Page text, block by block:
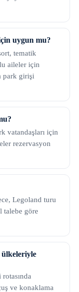
uygun mu?
tematik
aileler için
park girişi
vatandaşları için
rezervasyon
Legoland turu
talebe göre
ve konaklama